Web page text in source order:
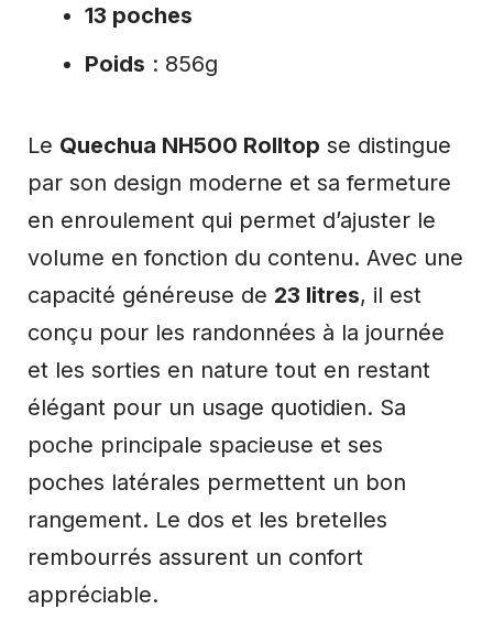
13 poches
Poids : 856g
Le Quechua NH500 Rolltop se distingue
par son design moderne et sa fermeture
en enroulement qui permet d’ajuster le
volume en fonction du contenu. Avec une
capacité généreuse de 23 litres, il est
conçu pour les randonnées à la journée
et les sorties en nature tout en restant
élégant pour un usage quotidien. Sa
poche principale spacieuse et ses
poches latérales permettent un bon
rangement. Le dos et les bretelles
rembourrés assurent un confort
appréciable.